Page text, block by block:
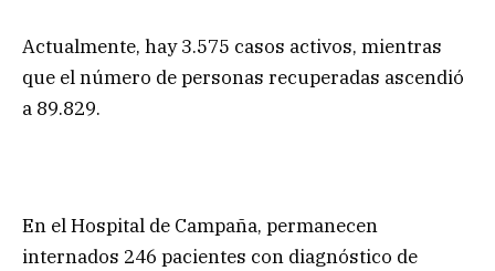
Actualmente, hay 3.575 casos activos, mientras
que el número de personas recuperadas ascendió
a 89.829.
En el Hospital de Campaña, permanecen
internados 246 pacientes con diagnóstico de